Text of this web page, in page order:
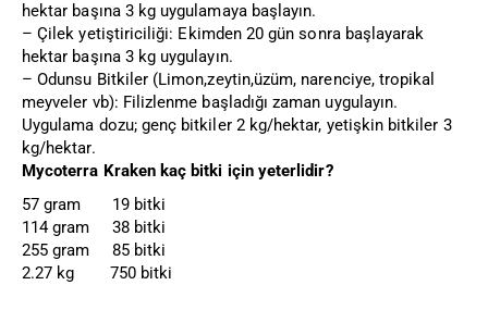
hektar başına 3 kg uygulamaya başlayın.
– Çilek yetiştiriciliği: Ekimden 20 gün sonra başlayarak
hektar başına 3 kg uygulayın.
– Odunsu Bitkiler (Limon,zeytin,üzüm, narenciye, tropikal
meyveler vb): Filizlenme başladığı zaman uygulayın.
Uygulama dozu; genç bitkiler 2 kg/hektar, yetişkin bitkiler 3
kg/hektar.
Mycoterra Kraken kaç bitki için yeterlidir?
57 gram 19 bitki
114 gram 38 bitki
255 gram 85 bitki
2.27 kg 750 bitki